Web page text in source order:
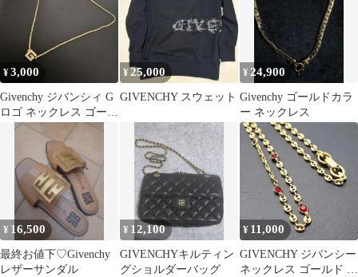
¥3,000
Givenchy ジバンシィ G
ロゴ ネックレス ゴール
ドカラー
¥25,000
GIVENCHY スウェット
¥ 24,900
Givenchy ゴールドカラ
ー ネックレス
¥ 16,500
最終お値下♡Givenchy
レザーサンダル
¥ 12,100
GIVENCHYキルティン
グショルダーバッグ
¥ 11,000
GIVENCHY ジバンシー
ネックレス ゴールド ス